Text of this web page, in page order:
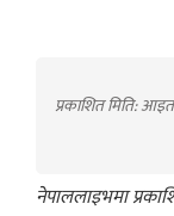
प्रकाशित मिति:
नेपाललाइभमा